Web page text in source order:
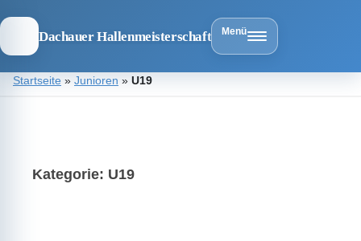
Dachauer Hallenmeisterschaft Menü
ZumStartseite » Junioren » U19
Kategorie: U19